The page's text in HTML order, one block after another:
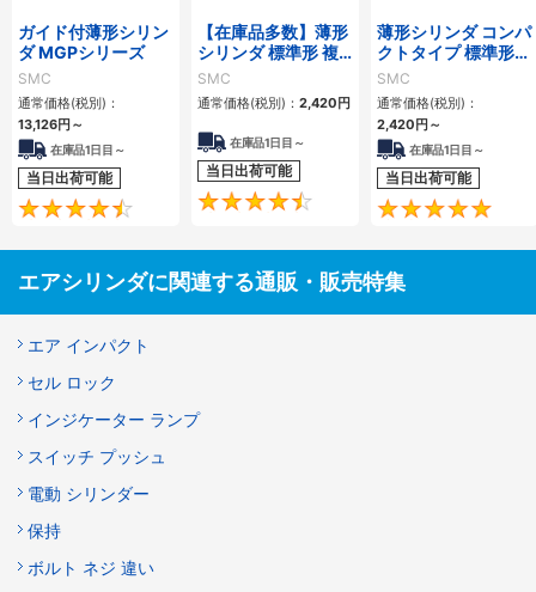
ガイド付薄形シリン
ダ MGPシリーズ
SMC
通常価格(税別)：
13,126円～
在庫品1日目～
当日出荷可能
4.6
【在庫品多数】薄形
シリンダ 標準形 複
動・片ロッド CQ2
シリーズ
SMC
通常価格(税別)： 2,420円
在庫品1日目～
当日出荷可能
4.5
薄形シリンダ コンパ
クトタイプ 標準形
複動 片ロッド CQS
シリーズ
SMC
通常価格(税別)：
2,420円～
在庫品1日目～
当日出荷可能
エアシリンダに関連する通販・販売特集
エア インパクト
セル ロック
インジケーター ランプ
スイッチ プッシュ
電動 シリンダー
保持
ボルト ネジ 違い